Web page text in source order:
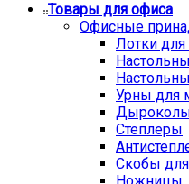
Товары для офиса
Офисные
Лотки для
Урны для
Степлеры
Скобы